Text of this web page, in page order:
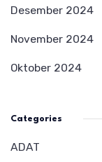
Desember 2024
November 2024
Oktober 2024
Categories
ADAT